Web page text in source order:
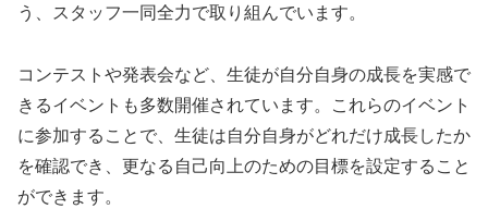
う、スタッフ一同全力で取り組んでいます。
コンテストや発表会など、生徒が自分自身の成長を実感で
きるイベントも多数開催されています。これらのイベント
に参加することで、生徒は自分自身がどれだけ成長したか
を確認でき、更なる自己向上のための目標を設定すること
ができます。